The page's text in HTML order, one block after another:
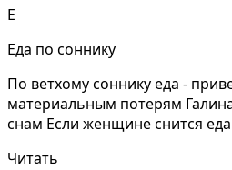
Е
Еда по соннику
По ветхому соннику еда -
материальным потерям
снам Если женщине снится
Читать